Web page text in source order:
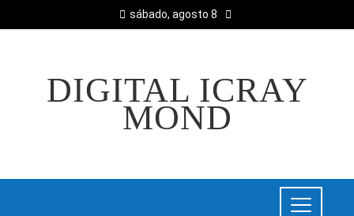
sábado, agosto 8
DIGITAL ICRAY
MOND